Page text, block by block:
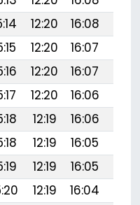
12:20 16:08
12:20 16:07
12:20 16:07
12:20 16:06
12:19 16:06
12:19 16:05
12:19 16:05
12:19 16:04